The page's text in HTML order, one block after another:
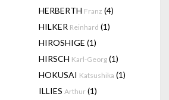
HERBERTH Franz (4)
HILKER Reinhard (1)
HIROSHIGE (1)
HIRSCH Karl-Georg (1)
HOKUSAI Katsushika (1)
ILLIES Arthur (1)